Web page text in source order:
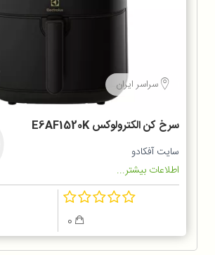
سراسر ایران
سرخ کن الکترولوکس E6AF1520K
سایت آفکادو
اطلاعات بیشتر...